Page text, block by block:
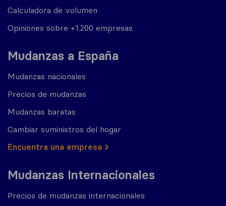
Calculadora de volumen
Opiniones sobre +1.200 empresas
Mudanzas a España
Mudanzas nacionales
Precios de mudanzas
Mudanzas baratas
Cambiar suministros del hogar
Encuentra una empresa
Mudanzas Internacionales
Precios de mudanzas internacionales